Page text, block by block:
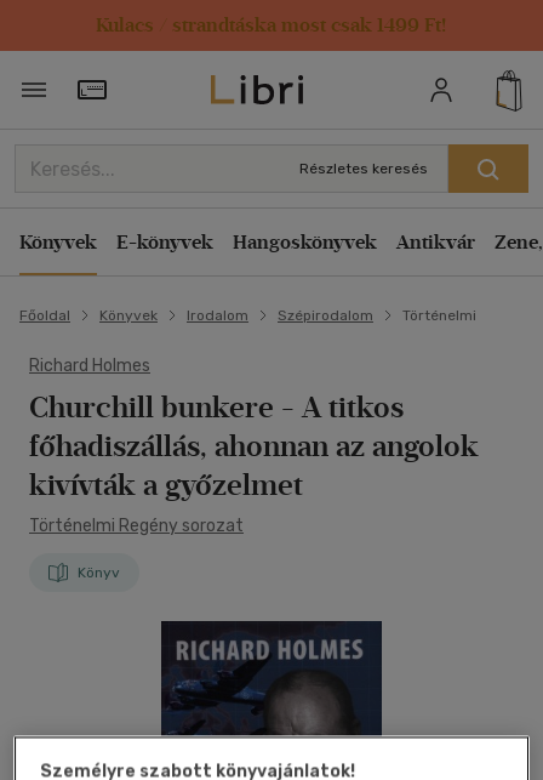
Kulacs / strandtáska most csak 1499 Ft!
Törzsvásárlói Kártya adatai
Részletes keresés
Könyvek E-könyvek Hangoskönyvek Antikvár
Főoldal Könyvek Irodalom Szépirodalom Történelmi
Richard Holmes
Churchill bunkere - A titkos
főhadiszállás, ahonnan az angolok
kivívták a győzelmet
Történelmi Regény sorozat
Könyv
Személyre szabott könyvajánlatok!